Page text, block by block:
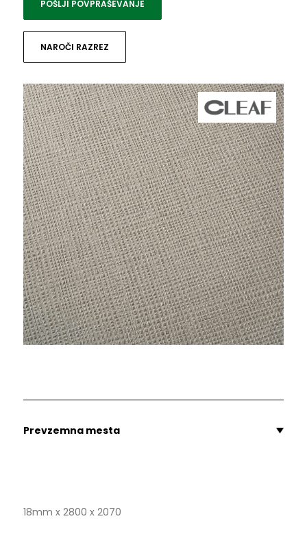
POŠLJI POVPRAŠEVANJE
NAROČI RAZREZ
18mm x 2800 x 2070
Prevzemna mesta